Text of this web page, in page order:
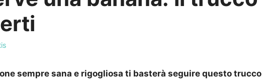
sempre sana e rigogliosa ti basterà seguire questo trucco